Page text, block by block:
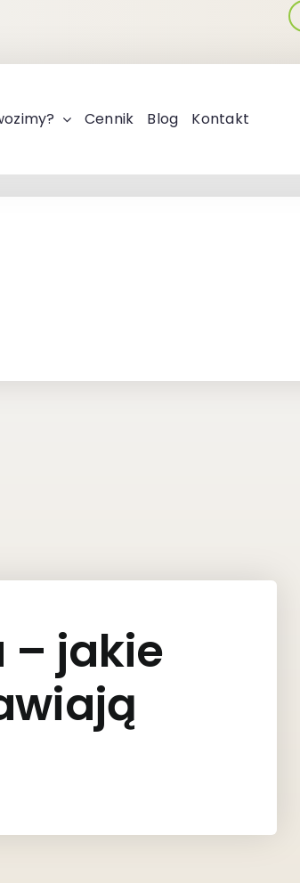
Cennik Blog Kontakt
– jakie